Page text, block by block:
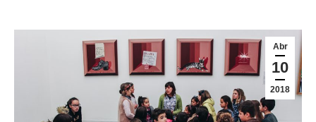
Abr
10
2018